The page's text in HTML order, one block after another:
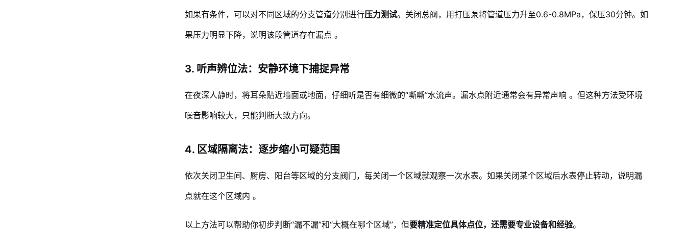
如果有条件，可以对不同区域的分支管道分别进行压力测试。关闭总阀，用打压泵将管道压力升至0.6-0.8MPa，保压30分钟。如
果压力明显下降，说明该段管道存在漏点 。
3. 听声辨位法：安静环境下捕捉异常
在夜深人静时，将耳朵贴近墙面或地面，仔细听是否有细微的“嘶嘶”水流声。漏水点附近通常会有异常声响 。但这种方法受环境
噪音影响较大，只能判断大致方向。
4. 区域隔离法：逐步缩小可疑范围
依次关闭卫生间、厨房、阳台等区域的分支阀门，每关闭一个区域就观察一次水表。如果关闭某个区域后水表停止转动，说明漏
点就在这个区域内 。
以上方法可以帮助你初步判断“漏不漏”和“大概在哪个区域”，但要精准定位具体点位，还需要专业设备和经验。